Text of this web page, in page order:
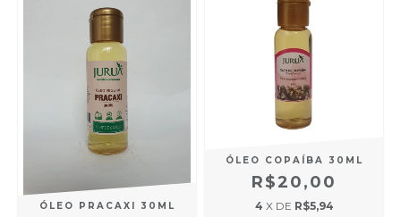
ÓLEO PRACAXI 30ML
ÓLEO COPAÍBA 30ML
R$20,00
4 X DE R$5,94